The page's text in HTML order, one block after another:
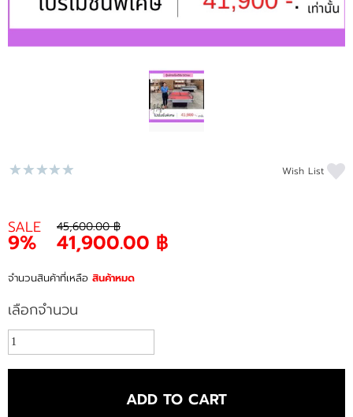
ข่าวสาร
Wish List
SALE
9%
45,600.00 ฿
41,900.00 ฿
จำนวนสินค้าที่เหลือ สินค้าหมด
เลือกจำนวน
ADD TO CART